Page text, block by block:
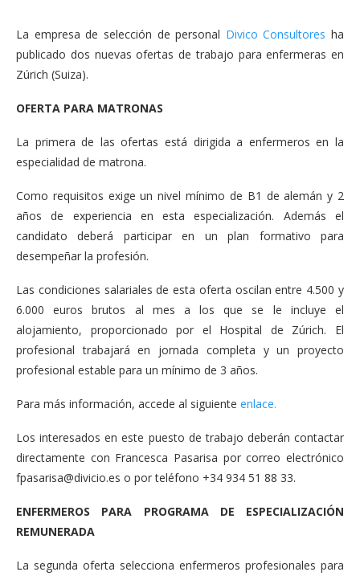
La empresa de selección de personal Divico Consultores ha
publicado dos nuevas ofertas de trabajo para enfermeras en
Zúrich (Suiza).
OFERTA PARA MATRONAS
La primera de las ofertas está dirigida a enfermeros en la
especialidad de matrona.
Como requisitos exige un nivel mínimo de B1 de alemán y 2
años de experiencia en esta especialización. Además el
candidato deberá participar en un plan formativo para
desempeñar la profesión.
Las condiciones salariales de esta oferta oscilan entre 4.500 y
6.000 euros brutos al mes a los que se le incluye el
alojamiento, proporcionado por el Hospital de Zúrich. El
profesional trabajará en jornada completa y un proyecto
profesional estable para un mínimo de 3 años.
Para más información, accede al siguiente enlace.
Los interesados en este puesto de trabajo deberán contactar
directamente con Francesca Pasarisa por correo electrónico
fpasarisa@divicio.es o por teléfono +34 934 51 88 33.
ENFERMEROS PARA PROGRAMA DE ESPECIALIZACIÓN
REMUNERADA
La segunda oferta selecciona enfermeros profesionales para